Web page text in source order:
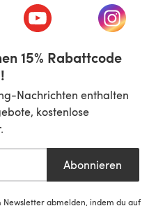
Tab)
in einem neuen Tab)
(öffnet sich in einem
(öffnet
15% Rabattcode
Nachrichten enthalten
kostenlose
Abonnieren
abmelden, indem du auf